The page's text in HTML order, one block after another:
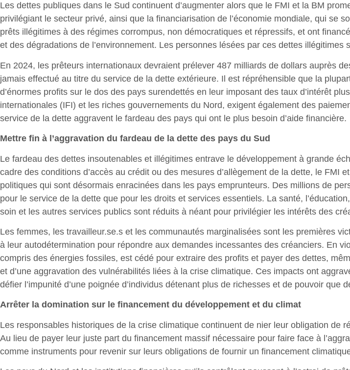
Les dettes publiques dans le Sud continuent d’augmenter alors que le FMI et la BM
privilégiant le secteur privé, ainsi que la financiarisation de l’économie mondiale, qui se
prêts illégitimes à des régimes corrompus, non démocratiques et répressifs, et ont
et des dégradations de l’environnement. Les personnes lésées par ces dettes
En 2024, les prêteurs internationaux devraient prélever 487 milliards de dollars auprès
jamais effectué au titre du service de la dette extérieure. Il est répréhensible que la
d’énormes profits sur le dos des pays surendettés en leur imposant des taux d’intérêt
internationales (IFI) et les riches gouvernements du Nord, exigent également des
service de la dette aggravent le fardeau des pays qui ont le plus besoin d’aide financière.
Mettre fin à l’aggravation du fardeau de la dette des pays du Sud
Le fardeau des dettes insoutenables et illégitimes entrave le développement à grande
cadre des conditions d’accès au crédit ou des mesures d’allègement de la dette, le FMI
politiques qui sont désormais enracinées dans les pays emprunteurs. Des millions de
pour le service de la dette que pour les droits et services essentiels. La santé,
soin et les autres services publics sont réduits à néant pour privilégier les intérêts des
Les femmes, les travailleur.se.s et les communautés marginalisées sont les premières
à leur autodétermination pour répondre aux demandes incessantes des créanciers. En
compris des énergies fossiles, est cédé pour extraire des profits et payer des dettes,
et d’une aggravation des vulnérabilités liées à la crise climatique. Ces impacts ont
défier l’impunité d’une poignée d’individus détenant plus de richesses et de pouvoir que
Arrêter la domination sur le financement du développement et du climat
Les responsables historiques de la crise climatique continuent de nier leur obligation de
Au lieu de payer leur juste part du financement massif nécessaire pour faire face à
comme instruments pour revenir sur leurs obligations de fournir un financement